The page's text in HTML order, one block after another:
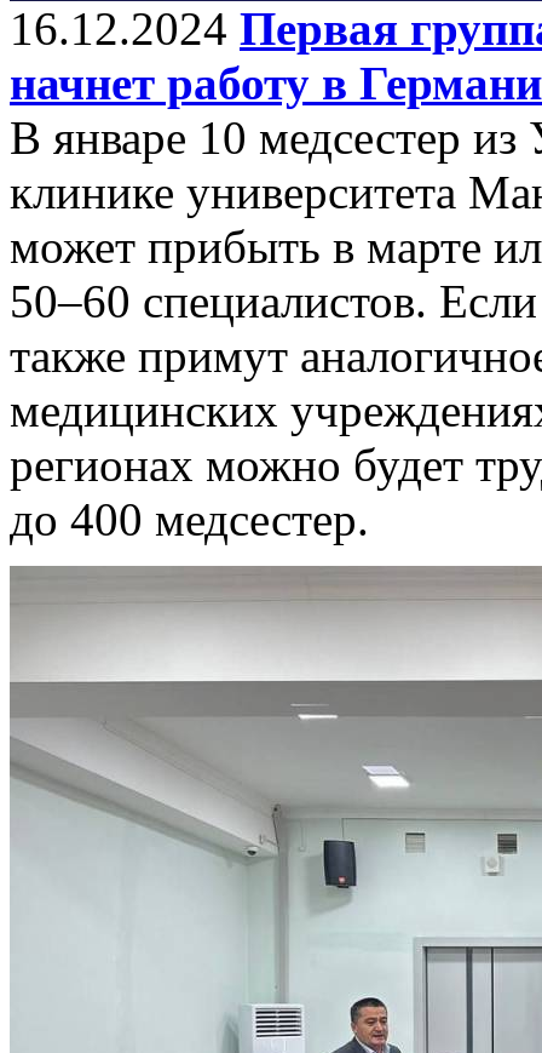
16.12.2024 Первая
начнет работу в
В январе 10 медсестер из
клинике университета
может прибыть в марте
50–60 специалистов.
также примут
медицинских
регионах можно будет
до 400 медсестер.